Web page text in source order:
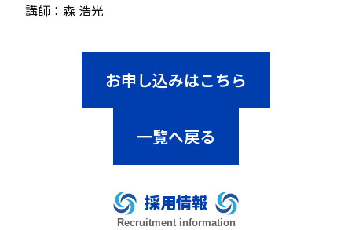
講師：森 浩光
お申し込みはこちら
一覧へ戻る
採用情報
Recruitment information